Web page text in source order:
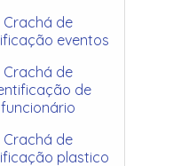
Crachá de
eventos
Crachá de
de
funcionário
Crachá de
plastico